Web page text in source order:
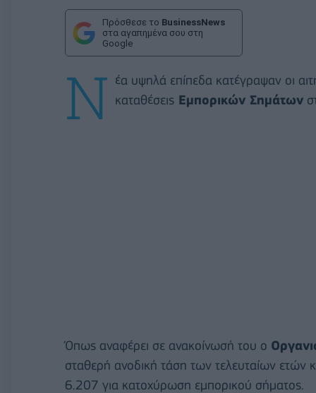
Πρόσθεσε το BusinessNews
στα αγαπημένα σου στη
Google
Ν έα υψηλά επίπεδα κατέγραψαν οι
καταθέσεις Εμπορικών Σημάτων
Όπως αναφέρει σε ανακοίνωσή του ο
σταθερή ανοδική τάση των τελευταίων ετών
6.207 για κατοχύρωση εμπορικού σήματος.